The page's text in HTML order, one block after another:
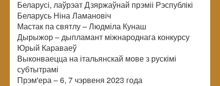
Беларусі, лаўрэат Дзяржаўнай прэміі Рэспублікі
Беларусь Ніна Ламановіч
Мастак па святлу – Людміла Кунаш
Дырыжор – дыпламант міжнароднага конкурсу
Юрый Караваеў
Выконваецца на італьянскай мове з рускімі
субтытрамі
Прэм'ера – 6, 7 чэрвеня 2023 года